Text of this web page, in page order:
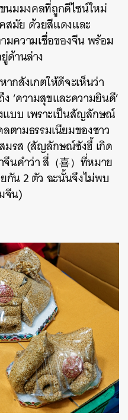
มมงคลที่ถูกดีไซน์ใหม่
สมัย ด้วยสีแดงและ
ความเชื่อของจีน พร้อม
ด้านล่าง
กสังเกตให้ดีจะเห็นว่า
‘ความสุขและความยินดี’
แบบ เพราะเป็นสัญลักษณ์
ามธรรมเนียมของชาว
มรส (สัญลักษณ์ซังฮี้ เกิด
นคำว่า สี่（喜）ที่หมาย
กัน 2 ตัว ฉะนั้นจึงไม่พบ
จีน)